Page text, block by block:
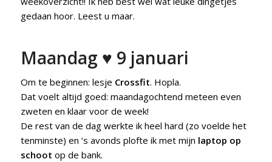
gedaan hoor. Leest u maar.
Maandag ♥ 9 januari
Om te beginnen: lesje Crossfit. Hopla.
Dat voelt altijd goed: maandagochtend meteen even
zweten en klaar voor de week!
De rest van de dag werkte ik heel hard (zo voelde het
tenminste) en ’s avonds plofte ik met mijn laptop op
schoot op de bank.